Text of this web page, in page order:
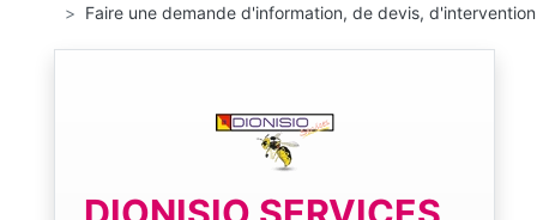
Faire une demande d'information, de devis, d'intervention